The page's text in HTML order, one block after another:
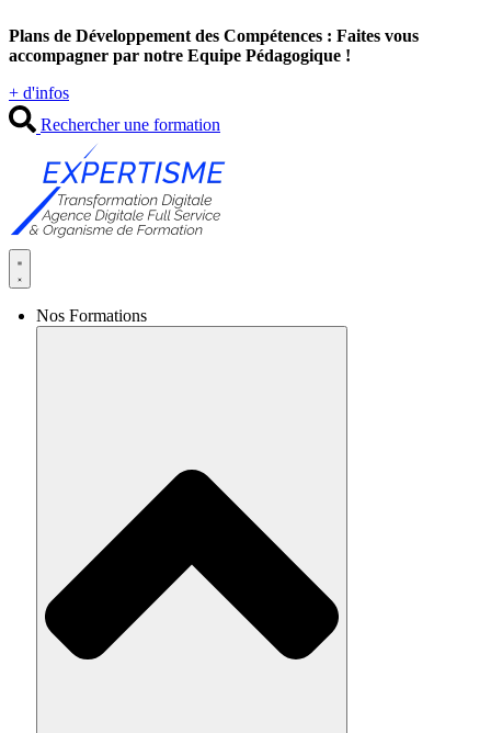
au
contenu
Plans de Développement des Compétences : Faites vous
accompagner par notre Equipe Pédagogique !
+ d'infos
Rechercher une formation
Nos Formations